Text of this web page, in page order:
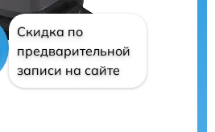
Скидка по
предварительной
записи на сайте